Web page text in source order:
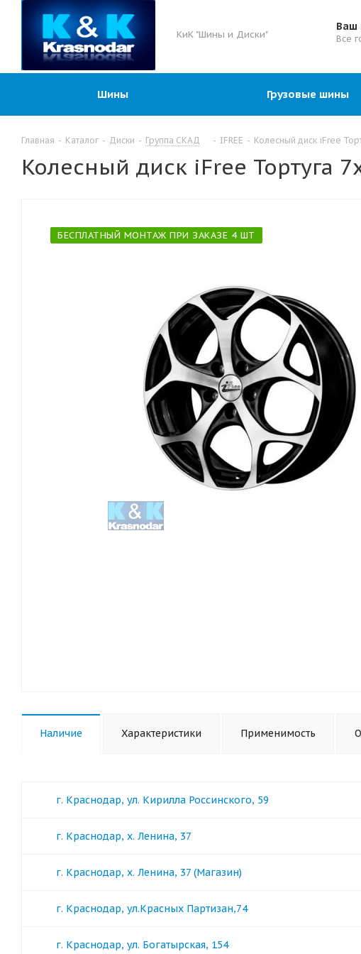
КиК "Шины и Диски"
Ваш
Все
Шины Грузовые шины
Главная - Каталог - Диски - Группа СКАД - IFREE - Колесный диск iFree
Колесный диск iFree Тортуга
БЕСПЛАТНЫЙ МОНТАЖ ПРИ ЗАКАЗЕ 4 ШТ
Наличие Характеристики Применимость
г. Краснодар, ул. Кирилла Россинского, 59
г. Краснодар, х. Ленина, 37
г. Краснодар, х. Ленина, 37 (Магазин)
г. Краснодар, ул.Красных Партизан,74
г. Краснодар, ул. Богатырская, 154